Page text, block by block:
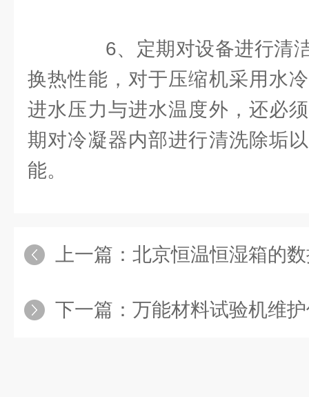
6、定期对设备进行清洁
换热性能，对于压缩机采用水
进水压力与进水温度外，还必
期对冷凝器内部进行清洗除垢
能。
上一篇： 北京恒温恒湿箱的数据
下一篇： 万能材料试验机维